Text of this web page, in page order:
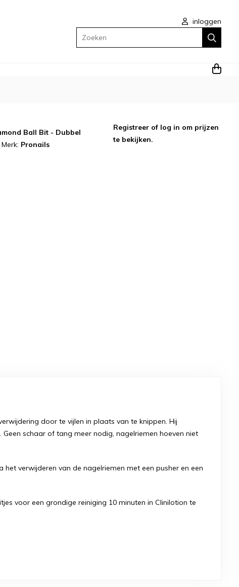
inloggen
Zoeken
Ball Bit - Dubbel
Merk: Pronails
Registreerof log in om prijzen
te bekijken.
door te vijlen in plaats van te knippen. Hij
Geen schaar of tang meer nodig, nagelriemen hoeven niet
verwijderen van de nagelriemen met een pusher en een
voor een grondige reiniging 10 minuten in Clinilotion te